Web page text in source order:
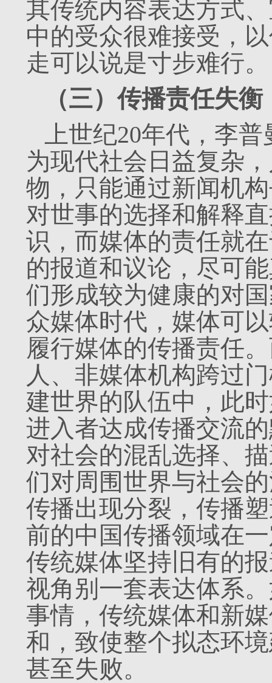
其传统内容表达方式
中的受众很难接受，
走可以说是寸步难行。
（三）传播责任失衡
上世纪20年代，李
为现代社会日益复杂
物，只能通过新闻机
对世事的选择和解释
识，而媒体的责任就
的报道和议论，尽可
们形成较为健康的对
众媒体时代，媒体可
履行媒体的传播责任
人、非媒体机构跨过
建世界的队伍中，此
进入者达成传播交流
对社会的混乱选择、
们对周围世界与社会
传播出现分裂，传播
前的中国传播领域在
传统媒体坚持旧有的
视角别一套表达体系
事情，传统媒体和新
和，致使整个拟态环
甚至失败。